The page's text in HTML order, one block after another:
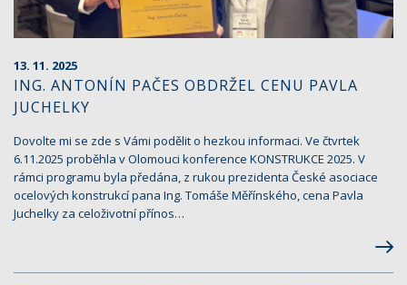
13. 11. 2025
ING. ANTONÍN PAČES OBDRŽEL CENU PAVLA
JUCHELKY
Dovolte mi se zde s Vámi podělit o hezkou informaci. Ve čtvrtek
6.11.2025 proběhla v Olomouci konference KONSTRUKCE 2025. V
rámci programu byla předána, z rukou prezidenta České asociace
ocelových konstrukcí pana Ing. Tomáše Měřínského, cena Pavla
Juchelky za celoživotní přínos…